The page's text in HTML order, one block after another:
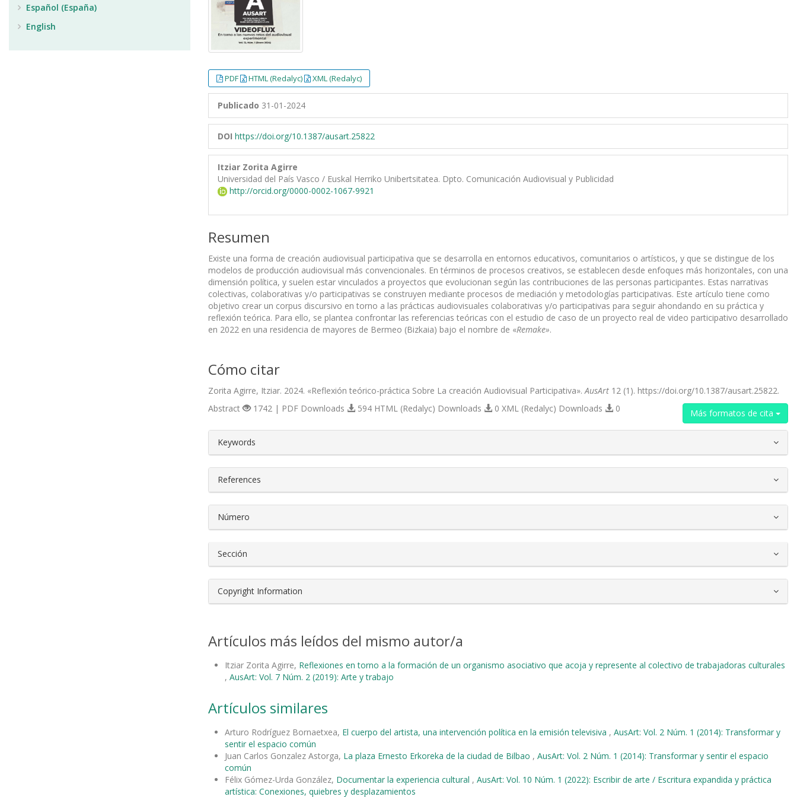
PDF HTML (Redalyc) XML (Redalyc)
Publicado 31-01-2024
DOI https://doi.org/10.1387/ausart.25822
Itziar Zorita Agirre
Universidad del País Vasco / Euskal Herriko Unibertsitatea. Dpto. Comunicación Audiovisual y Publicidad
http://orcid.org/0000-0002-1067-9921
Resumen
Existe una forma de creación audiovisual participativa que se desarrolla en entornos educativos, comunitarios o artísticos, y que se distingue de los
modelos de producción audiovisual más convencionales. En términos de procesos creativos, se establecen desde enfoques más horizontales, con una
dimensión política, y suelen estar vinculados a proyectos que evolucionan según las contribuciones de las personas participantes. Estas narrativas
colectivas, colaborativas y/o participativas se construyen mediante procesos de mediación y metodologías participativas. Este artículo tiene como
objetivo crear un corpus discursivo en torno a las prácticas audiovisuales colaborativas y/o participativas para seguir ahondando en su práctica y
reflexión teórica. Para ello, se plantea confrontar las referencias teóricas con el estudio de caso de un proyecto real de video participativo desarrollado
en 2022 en una residencia de mayores de Bermeo (Bizkaia) bajo el nombre de «Remake».
Cómo citar
Zorita Agirre, Itziar. 2024. «Reflexión teórico-práctica Sobre La creación Audiovisual Participativa».AusArt 12 (1). https://doi.org/10.1387/ausart.25822.
Más formatos de cita
Abstract 1742 | PDF Downloads 594 HTML (Redalyc) Downloads 0 XML (Redalyc) Downloads 0
##plugins.themes.bootstrap3.article.details##
Keywords
References
Número
Sección
Copyright Information
Artículos más leídos del mismo autor/a
Itziar Zorita Agirre, Reflexiones en torno a la formación de un organismo asociativo que acoja y represente al colectivo de trabajadoras culturales
, AusArt: Vol. 7 Núm. 2 (2019): Arte y trabajo
Artículos similares
Arturo Rodríguez Bornaetxea, El cuerpo del artista, una intervención política en la emisión televisiva , AusArt: Vol. 2 Núm. 1 (2014): Transformar y
sentir el espacio común
Juan Carlos Gonzalez Astorga, La plaza Ernesto Erkoreka de la ciudad de Bilbao , AusArt: Vol. 2 Núm. 1 (2014): Transformar y sentir el espacio
común
Félix Gómez-Urda González, Documentar la experiencia cultural , AusArt: Vol. 10 Núm. 1 (2022): Escribir de arte / Escritura expandida y práctica
artística: Conexiones, quiebres y desplazamientos
Español (España)
English